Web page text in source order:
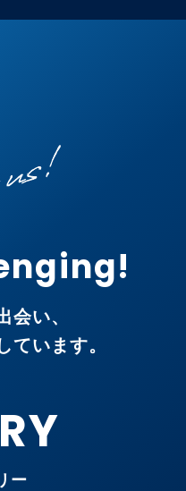
会い、
ています。
ー